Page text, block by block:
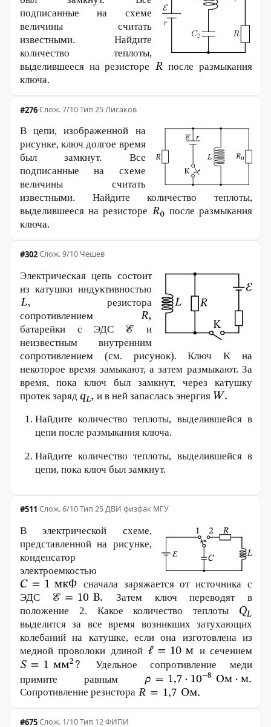
подписанные на схеме
величины считать
известными. Найдите
количество теплоты,
выделившееся на резисторе
после размыкания
ключа.
#276· 7/10·Тип 25·Лисаков
В цепи, изображенной на
рисунке, ключ долгое время
был замкнут. Все
подписанные на схеме
величины считать
известными. Найдите количество теплоты,
выделившееся на резисторе
после размыкания
ключа.
#302· 9/10·Чешев
Электрическая цепь состоит
из катушки индуктивностью
резистора
сопротивлением
батарейки с ЭДС
и
неизвестным внутренним
сопротивлением (см. рисунок). Ключ K на
некоторое время замыкают, а затем размыкают. За
время, пока ключ был замкнут, через катушку
протек заряд
и в ней запаслась энергия
Найдите количество теплоты, выделившейся в
цепи после размыкания ключа.
Найдите количество теплоты, выделившейся в
цепи, пока ключ был замкнут.
#511· 6/10·Тип 25·ДВИ физфак МГУ
В электрической схеме,
представленной на рисунке,
конденсатор
электроемкостью
сначала заряжается от источника с
ЭДС
Затем ключ переводят в
положение 2. Какое количество теплоты
выделится за все время возникших затухающих
колебаний на катушке, если она изготовлена из
медной проволоки длиной
и сечением
Удельное сопротивление меди
примите равным
Сопротивление резистора
#675· 1/10·Тип 12·ФИПИ